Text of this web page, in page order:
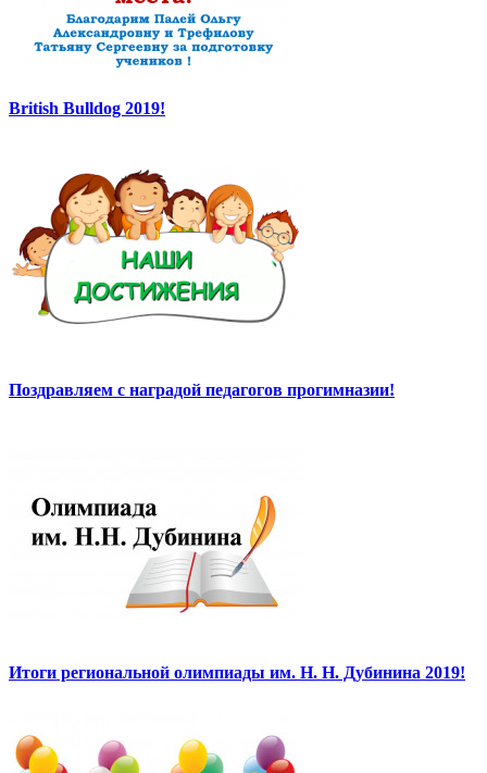
British Bulldog 2019!
Поздравляем с наградой педагогов прогимназии!
Итоги региональной олимпиады им. Н. Н. Дубинина 2019!